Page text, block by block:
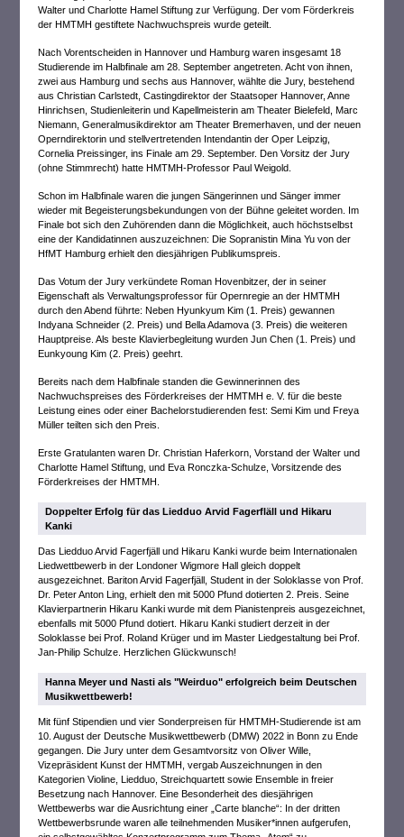
Walter und Charlotte Hamel Stiftung zur Verfügung. Der vom Förderkreis
der HMTMH gestiftete Nachwuchspreis wurde geteilt.
Nach Vorentscheiden in Hannover und Hamburg waren insgesamt 18
Studierende im Halbfinale am 28. September angetreten. Acht von ihnen,
zwei aus Hamburg und sechs aus Hannover, wählte die Jury, bestehend
aus Christian Carlstedt, Castingdirektor der Staatsoper Hannover, Anne
Hinrichsen, Studienleiterin und Kapellmeisterin am Theater Bielefeld, Marc
Niemann, Generalmusikdirektor am Theater Bremerhaven, und der neuen
Operndirektorin und stellvertretenden Intendantin der Oper Leipzig,
Cornelia Preissinger, ins Finale am 29. September. Den Vorsitz der Jury
(ohne Stimmrecht) hatte HMTMH-Professor Paul Weigold.
Schon im Halbfinale waren die jungen Sängerinnen und Sänger immer
wieder mit Begeisterungsbekundungen von der Bühne geleitet worden. Im
Finale bot sich den Zuhörenden dann die Möglichkeit, auch höchstselbst
eine der Kandidatinnen auszuzeichnen: Die Sopranistin Mina Yu von der
HfMT Hamburg erhielt den diesjährigen Publikumspreis.
Das Votum der Jury verkündete Roman Hovenbitzer, der in seiner
Eigenschaft als Verwaltungsprofessor für Opernregie an der HMTMH
durch den Abend führte: Neben Hyunkyum Kim (1. Preis) gewannen
Indyana Schneider (2. Preis) und Bella Adamova (3. Preis) die weiteren
Hauptpreise. Als beste Klavierbegleitung wurden Jun Chen (1. Preis) und
Eunkyoung Kim (2. Preis) geehrt.
Bereits nach dem Halbfinale standen die Gewinnerinnen des
Nachwuchspreises des Förderkreises der HMTMH e. V. für die beste
Leistung eines oder einer Bachelorstudierenden fest: Semi Kim und Freya
Müller teilten sich den Preis.
Erste Gratulanten waren Dr. Christian Haferkorn, Vorstand der Walter und
Charlotte Hamel Stiftung, und Eva Ronczka-Schulze, Vorsitzende des
Förderkreises der HMTMH.
Doppelter Erfolg für das Liedduo Arvid Fagerfläll und Hikaru
Kanki
Das Liedduo Arvid Fagerfjäll und Hikaru Kanki wurde beim Internationalen
Liedwettbewerb in der Londoner Wigmore Hall gleich doppelt
ausgezeichnet. Bariton Arvid Fagerfjäll, Student in der Soloklasse von Prof.
Dr. Peter Anton Ling, erhielt den mit 5000 Pfund dotierten 2. Preis. Seine
Klavierpartnerin Hikaru Kanki wurde mit dem Pianistenpreis ausgezeichnet,
ebenfalls mit 5000 Pfund dotiert. Hikaru Kanki studiert derzeit in der
Soloklasse bei Prof. Roland Krüger und im Master Liedgestaltung bei Prof.
Jan-Philip Schulze. Herzlichen Glückwunsch!
Hanna Meyer und Nasti als "Weirduo" erfolgreich beim Deutschen
Musikwettbewerb!
Mit fünf Stipendien und vier Sonderpreisen für HMTMH-Studierende ist am
10. August der Deutsche Musikwettbewerb (DMW) 2022 in Bonn zu Ende
gegangen. Die Jury unter dem Gesamtvorsitz von Oliver Wille,
Vizepräsident Kunst der HMTMH, vergab Auszeichnungen in den
Kategorien Violine, Liedduo, Streichquartett sowie Ensemble in freier
Besetzung nach Hannover. Eine Besonderheit des diesjährigen
Wettbewerbs war die Ausrichtung einer „Carte blanche“: In der dritten
Wettbewerbsrunde waren alle teilnehmenden Musiker*innen aufgerufen,